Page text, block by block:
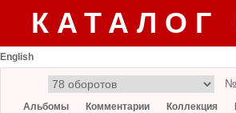
English
№
Альбомы Комментарии Коллекция